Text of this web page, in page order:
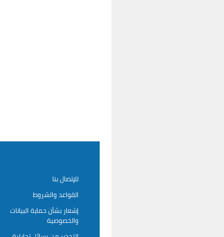
للإتصال بنا
القواعد والشروط
إشعار بشأن حماية البيانات
والخصوصية